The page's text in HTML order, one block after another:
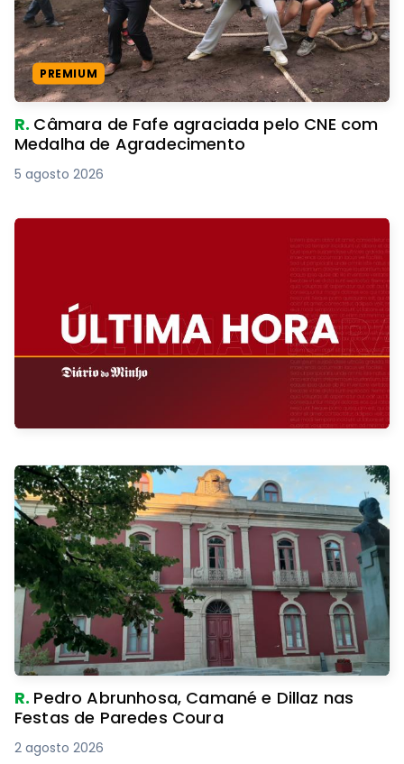
PREMIUM
R. Câmara de Fafe agraciada pelo CNE com
Medalha de Agradecimento
5 agosto 2026
R. Pedro Abrunhosa, Camané e Dillaz nas
Festas de Paredes Coura
2 agosto 2026